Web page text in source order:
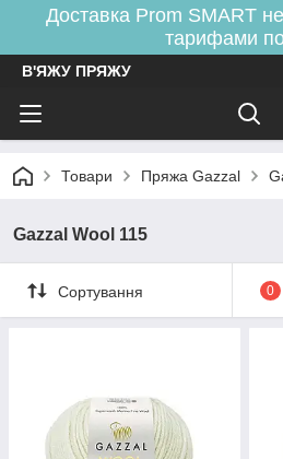
Доставка Prom SMART
тарифами
В'ЯЖУ ПРЯЖУ
Товари Пряжа Gazzal
Gazzal Wool 115
Сортування 0